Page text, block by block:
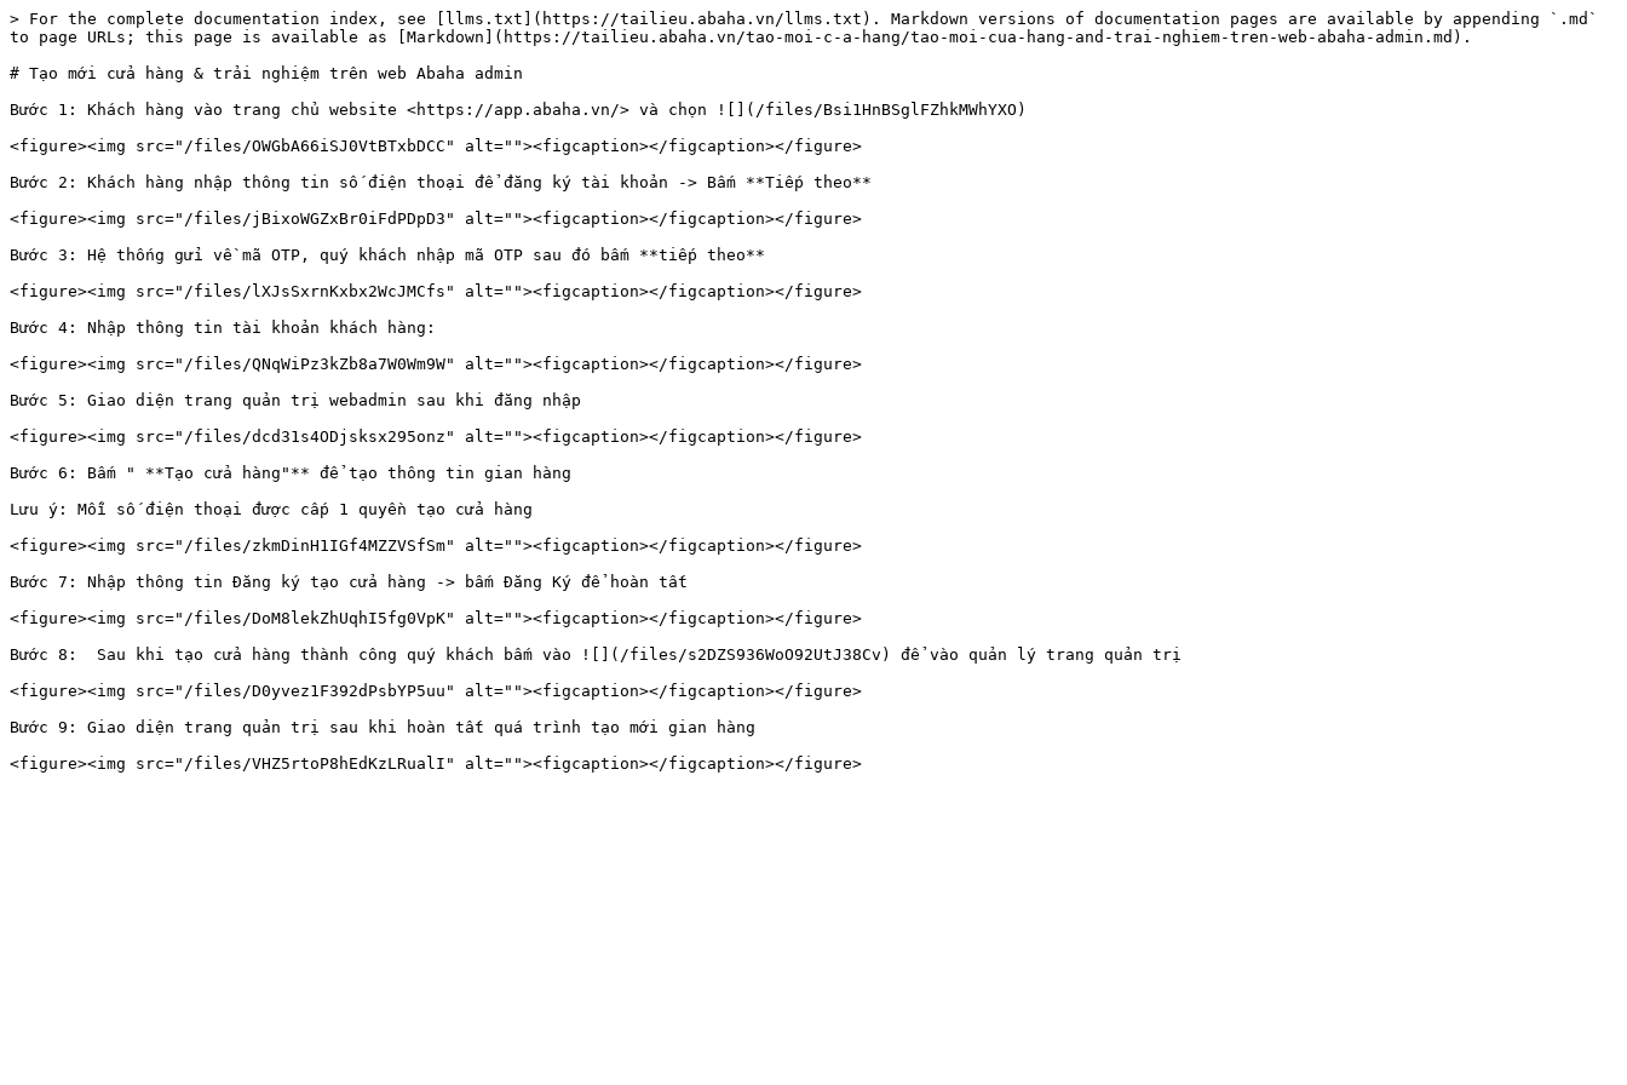
> For the complete documentation index, see [llms.txt](https://tailieu.abaha.vn/llms.txt). Markdown versions of documentation pages are available by appending `.md`
to page URLs; this page is available as [Markdown](https://tailieu.abaha.vn/tao-moi-c-a-hang/tao-moi-cua-hang-and-trai-nghiem-tren-web-abaha-admin.md).
# Tạo mới cửa hàng & trải nghiệm trên web Abaha admin
Bước 1: Khách hàng vào trang chủ website <https://app.abaha.vn/> và chọn ![](/files/Bsi1HnBSglFZhkMWhYXO)
<figure><img src="/files/OWGbA66iSJ0VtBTxbDCC" alt=""><figcaption></figcaption></figure>
Bước 2: Khách hàng nhập thông tin số điện thoại để đăng ký tài khoản -> Bấm **Tiếp theo**
<figure><img src="/files/jBixoWGZxBr0iFdPDpD3" alt=""><figcaption></figcaption></figure>
Bước 3: Hệ thống gửi về mã OTP, quý khách nhập mã OTP sau đó bấm **tiếp theo**
<figure><img src="/files/lXJsSxrnKxbx2WcJMCfs" alt=""><figcaption></figcaption></figure>
Bước 4: Nhập thông tin tài khoản khách hàng:
<figure><img src="/files/QNqWiPz3kZb8a7W0Wm9W" alt=""><figcaption></figcaption></figure>
Bước 5: Giao diện trang quản trị webadmin sau khi đăng nhập
<figure><img src="/files/dcd31s4ODjsksx295onz" alt=""><figcaption></figcaption></figure>
Bước 6: Bấm " **Tạo cửa hàng"** để tạo thông tin gian hàng
Lưu ý: Mỗi số điện thoại được cấp 1 quyền tạo cửa hàng
<figure><img src="/files/zkmDinH1IGf4MZZVSfSm" alt=""><figcaption></figcaption></figure>
Bước 7: Nhập thông tin Đăng ký tạo cửa hàng -> bấm Đăng Ký để hoàn tất
<figure><img src="/files/DoM8lekZhUqhI5fg0VpK" alt=""><figcaption></figcaption></figure>
Bước 8:  Sau khi tạo cửa hàng thành công quý khách bấm vào ![](/files/s2DZS936WoO92UtJ38Cv) để vào quản lý trang quản trị
<figure><img src="/files/D0yvez1F392dPsbYP5uu" alt=""><figcaption></figcaption></figure>
Bước 9: Giao diện trang quản trị sau khi hoàn tất quá trình tạo mới gian hàng